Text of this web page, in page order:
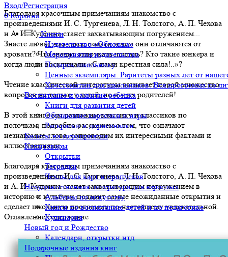
Вход/Регистрация
0 Корзина
Книги
Издательство «Обложка»
Мероприятия издательства
Подарок школьнику
Ценные экземпляры. Раритеты разных лет от
Хрестоматии для школьников. Вся программа по
Воспитание и развитие ребенка
Книги для развития детей
Обучающие карточки и игры
Раскраски и дорисовалки
Билеты на мероприятия
Канцтовары
Открытки
Тетрадки
Чехлы для карт и пропусков
Нехудожественная литература для взрослых
Альбомы по искусству
Книги по воспитанию детей и по педагогике
Кулинария
Новый год и Рождество
Календари, открытки итд
Подарочные издания книг
Благодаря красочным примечаниям знакомство с
произведениями И. С. Тургенева, Л. Н. Толстого, А. П. Чехова
и А. И. Куприна станет захватывающим погружением...
Знаете ли вы, что такое полати и чем они отличаются от
кровати? Что значит отпрукать лошадь? Кто такие юнкера и
когда люди восклицали «С нами крестная сила!..»?
Чтение классической литературы вызывает порой множество
вопросов не только у детей, но и у их родителей!
В этой книге мы разложим классику и классиков по
полочкам, подробно расскажем о том, что означают
незнакомые слова, сопроводим их интересными фактами и
иллюстрациями.
Благодаря красочным примечаниям знакомство с
произведениями И. С. Тургенева, Л. Н. Толстого, А. П. Чехова
и А. И. Куприна станет захватывающим погружением в
историю и культуру, подарит самые неожиданные открытия и
сделает школьную программу по-настоящему увлекательной.
Оглавление/содержание